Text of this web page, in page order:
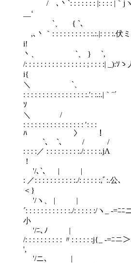
/ ､丶`: : : : : : : |: : : : |｀jヽ:
__‘ ｀丶
`、 { `､
,､丶｀: : : : : : : : : : :.:.|: : : :.伏
i! ｀丶
丶、 `、 } `,
/: : : : : : : : : : : : : : : : ; : : : :| _):ｿ
i{ ｀
＼ `、
: : : : : : : : : : : : : : : : :.′:
ｿ ｀
＼ /
: : : : : : : : : : : : : : : : ′: : :
ﾊ
`､ `、 / /
: : : :／ : : : : : : : : :./:
'/､`、 | |
: ／: : : : : : : : : : :./: : : : : :,ﾞ:.公
'/ヽ、 | |
´: : : : : : : : : : : :./: : : : : :/ヽ_ -=ﾆﾆ
'/ﾆ､ﾉ |
/: : : : : : : : : : 〃: : : : : :j{_ -=ﾆニ
'/ニ､ |